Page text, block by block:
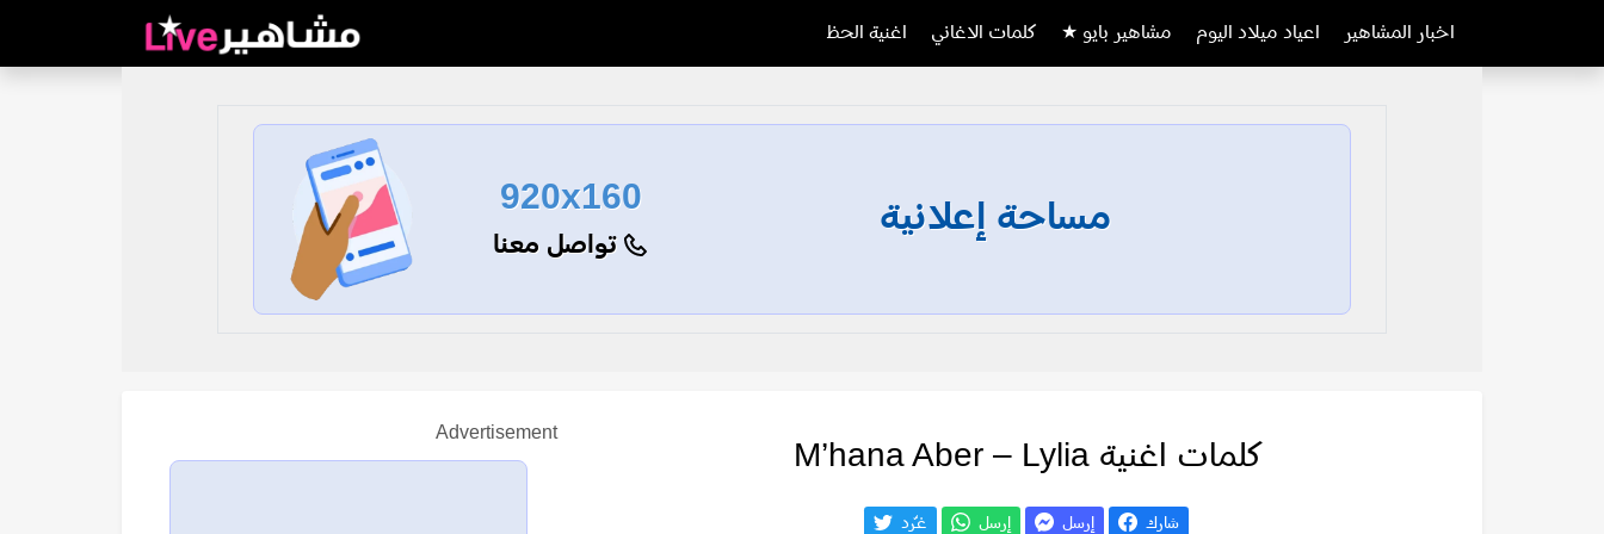
اخبار المشاهير اعياد ميلاد اليوم مشاهير بايو ★ كلمات الاغاني اغنية الحظ
مساحة إعلانية
920x160
تواصل معنا
كلمات اغنية M’hana Aber – Lylia
شارك إرسل إرسل غـّرد
Advertisement